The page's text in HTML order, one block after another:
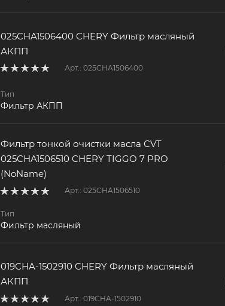
025CHA1506400 CHERY Фильтр масляный
АКПП
Арт.: 025CHA1506400
Тип
Фильтр АКПП
Фильтр тонкой очистки масла CVT
025CHA1506510 CHERY TIGGO 7 PRO
(NoName)
Арт.: 025CHA1506510
Тип
Фильтр масляный
019CHA-1502910 CHERY Фильтр масляный
АКПП
Арт.: 019CHA-1502910